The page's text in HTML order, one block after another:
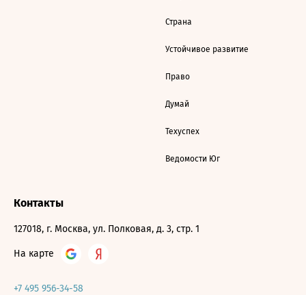
Страна
Устойчивое развитие
Право
Думай
Техуспех
Ведомости Юг
Контакты
127018, г. Москва, ул. Полковая, д. 3, стр. 1
На карте
+7 495 956-34-58